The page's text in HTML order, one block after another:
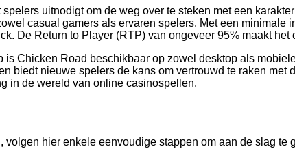
uitnodigt om de weg over te steken met een
casual gamers als ervaren spelers. Met een
De Return to Player (RTP) van ongeveer 95% maakt
Chicken Road beschikbaar op zowel desktop als
biedt nieuwe spelers de kans om vertrouwd te raken
in de wereld van online casinospellen.
hier enkele eenvoudige stappen om aan de slag te